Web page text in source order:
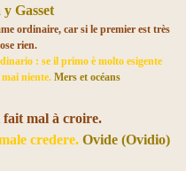
Gasset
ordinaire, car si le premier est très
rien.
: se il primo è molto esigente
niente. Mers et océans
fait mal à croire.
credere. Ovide (Ovidio)